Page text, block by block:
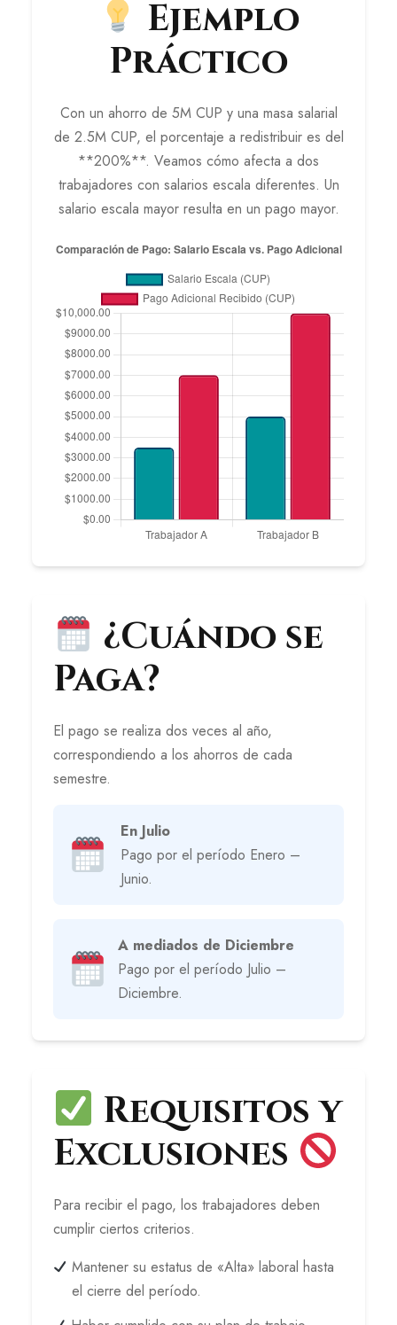
Ejemplo
Práctico
Con un ahorro de 5M CUP y una masa salarial
de 2.5M CUP, el porcentaje a redistribuir es del
**200%**. Veamos cómo afecta a dos
trabajadores con salarios escala diferentes. Un
salario escala mayor resulta en un pago mayor.
¿Cuándo se
Paga?
El pago se realiza dos veces al año,
correspondiendo a los ahorros de cada
semestre.
En Julio
Pago por el período Enero –
Junio.
A mediados de Diciembre
Pago por el período Julio –
Diciembre.
Requisitos y
Exclusiones
Para recibir el pago, los trabajadores deben
cumplir ciertos criterios.
Mantener su estatus de «Alta» laboral hasta
el cierre del período.